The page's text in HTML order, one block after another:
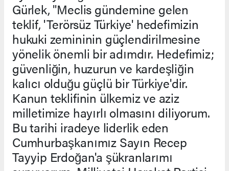
Gürlek, "Meclis gündemine gelen
teklif, 'Terörsüz Türkiye' hedefimizin
hukuki zemininin güçlendirilmesine
yönelik önemli bir adımdır. Hedefimiz;
güvenliğin, huzurun ve kardeşliğin
kalıcı olduğu güçlü bir Türkiye'dir.
Kanun teklifinin ülkemiz ve aziz
milletimize hayırlı olmasını diliyorum.
Bu tarihi iradeye liderlik eden
Cumhurbaşkanımız Sayın Recep
Tayyip Erdoğan'a şükranlarımı